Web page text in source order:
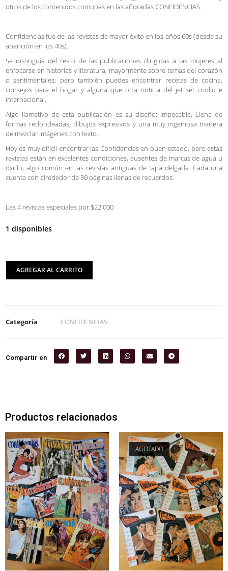
otros de los contenidos comunes en las añoradas CONFIDENCIAS.
Confidencias fue de las revistas de mayor éxito en los años 60s (desde su
aparición en los 40s).
Se distinguía del resto de las publicaciones dirigidas a las mujeres al
enfocarse en historias y literatura, mayormente sobre temas del corazón
o sentimentales; pero también puedes encontrar recetas de cocina,
consejos para el hogar y alguna que otra noticia del jet set criollo e
internacional.
Algo llamativo de esta publicación es su diseño: impecable. Llena de
formas redondeadas, dibujos expresivos y una muy ingeniosa manera
de mezclar imágenes con texto.
Hoy es muy difícil encontrar las Confidencias en buen estado, pero estas
revistas están en excelentes condiciones, ausentes de marcas de agua u
óxido, algo común en las revistas antiguas de tapa delgada. Cada una
cuenta con alrededor de 30 páginas llenas de recuerdos.
Las 4 revistas especiales por $22.000
1 disponibles
AGREGAR AL CARRITO
Categoría CONFIDENCIAS
Compartir en
Productos relacionados
AGOTADO